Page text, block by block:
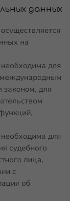
данных
на
для
для
для
судебного
лица,
с
об